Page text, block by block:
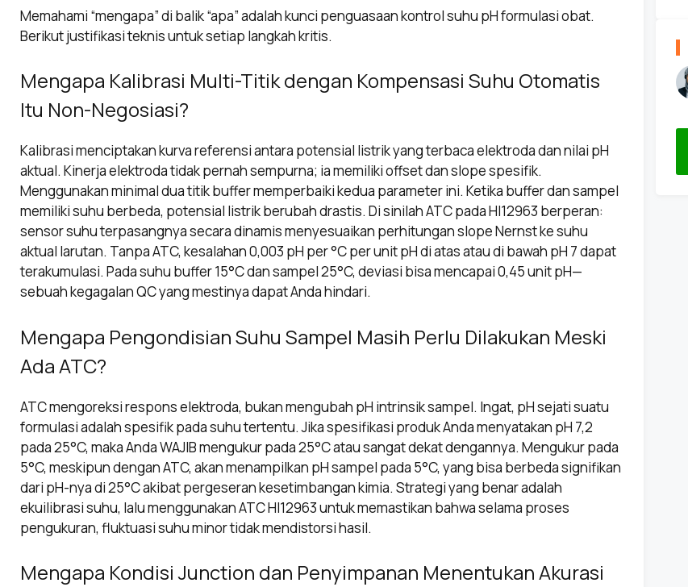
Memahami “mengapa” di balik “apa” adalah kunci penguasaan kontrol suhu pH formulasi obat.
Berikut justifikasi teknis untuk setiap langkah kritis.
Mengapa Kalibrasi Multi-Titik dengan Kompensasi Suhu Otomatis
Itu Non-Negosiasi?
Kalibrasi menciptakan kurva referensi antara potensial listrik yang terbaca elektroda dan nilai pH
aktual. Kinerja elektroda tidak pernah sempurna; ia memiliki offset dan slope spesifik.
Menggunakan minimal dua titik buffer memperbaiki kedua parameter ini. Ketika buffer dan sampel
memiliki suhu berbeda, potensial listrik berubah drastis. Di sinilah ATC pada HI12963 berperan:
sensor suhu terpasangnya secara dinamis menyesuaikan perhitungan slope Nernst ke suhu
aktual larutan. Tanpa ATC, kesalahan 0,003 pH per °C per unit pH di atas atau di bawah pH 7 dapat
terakumulasi. Pada suhu buffer 15°C dan sampel 25°C, deviasi bisa mencapai 0,45 unit pH—
sebuah kegagalan QC yang mestinya dapat Anda hindari.
Mengapa Pengondisian Suhu Sampel Masih Perlu Dilakukan Meski
Ada ATC?
ATC mengoreksi respons elektroda, bukan mengubah pH intrinsik sampel. Ingat, pH sejati suatu
formulasi adalah spesifik pada suhu tertentu. Jika spesifikasi produk Anda menyatakan pH 7,2
pada 25°C, maka Anda WAJIB mengukur pada 25°C atau sangat dekat dengannya. Mengukur pada
5°C, meskipun dengan ATC, akan menampilkan pH sampel pada 5°C, yang bisa berbeda signifikan
dari pH-nya di 25°C akibat pergeseran kesetimbangan kimia. Strategi yang benar adalah
ekuilibrasi suhu, lalu menggunakan ATC HI12963 untuk memastikan bahwa selama proses
pengukuran, fluktuasi suhu minor tidak mendistorsi hasil.
Mengapa Kondisi Junction dan Penyimpanan Menentukan Akurasi